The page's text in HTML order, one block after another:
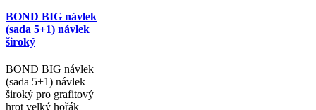
BOND BIG návlek
(sada 5+1) návlek
široký
BOND BIG návlek
(sada 5+1) návlek
široký pro grafitový
hrot velký hořák